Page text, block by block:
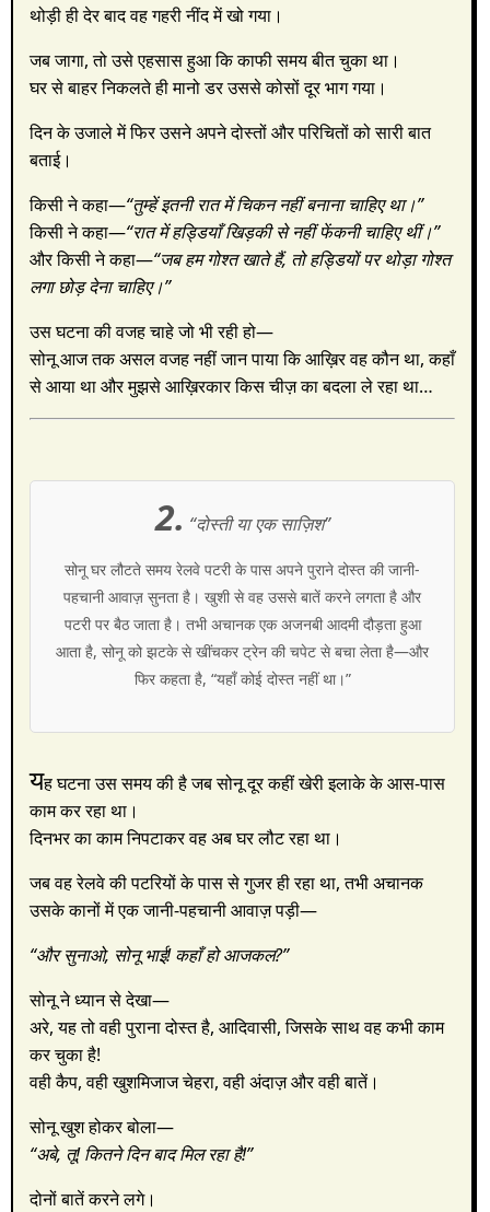
थोड़ी ही देर बाद वह गहरी नींद में खो गया।
जब जागा, तो उसे एहसास हुआ कि काफी समय बीत चुका था।
घर से बाहर निकलते ही मानो डर उससे कोसों दूर भाग गया।
दिन के उजाले में फिर उसने अपने दोस्तों और परिचितों को सारी बात
बताई।
किसी ने कहा—“तुम्हें इतनी रात में चिकन नहीं बनाना चाहिए था।”
किसी ने कहा—“रात में हड्डियाँ खिड़की से नहीं फेंकनी चाहिए थीं।”
और किसी ने कहा—“जब हम गोश्त खाते हैं, तो हड्डियों पर थोड़ा गोश्त
लगा छोड़ देना चाहिए।”
उस घटना की वजह चाहे जो भी रही हो—
सोनू आज तक असल वजह नहीं जान पाया कि आख़िर वह कौन था, कहाँ
से आया था और मुझसे आख़िरकार किस चीज़ का बदला ले रहा था…
2. “दोस्ती या एक साज़िश”
सोनू घर लौटते समय रेलवे पटरी के पास अपने पुराने दोस्त की जानी-
पहचानी आवाज़ सुनता है। खुशी से वह उससे बातें करने लगता है और
पटरी पर बैठ जाता है। तभी अचानक एक अजनबी आदमी दौड़ता हुआ
आता है, सोनू को झटके से खींचकर ट्रेन की चपेट से बचा लेता है—और
फिर कहता है, “यहाँ कोई दोस्त नहीं था।”
यह घटना उस समय की है जब सोनू दूर कहीं खेरी इलाके के आस-पास
काम कर रहा था।
दिनभर का काम निपटाकर वह अब घर लौट रहा था।
जब वह रेलवे की पटरियों के पास से गुजर ही रहा था, तभी अचानक
उसके कानों में एक जानी-पहचानी आवाज़ पड़ी—
“और सुनाओ, सोनू भाई! कहाँ हो आजकल?”
सोनू ने ध्यान से देखा—
अरे, यह तो वही पुराना दोस्त है, आदिवासी, जिसके साथ वह कभी काम
कर चुका है!
वही कैप, वही खुशमिजाज चेहरा, वही अंदाज़ और वही बातें।
सोनू खुश होकर बोला—
“अबे, तू! कितने दिन बाद मिल रहा है!”
दोनों बातें करने लगे।